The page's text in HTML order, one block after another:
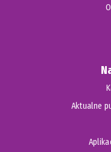
Aktualne